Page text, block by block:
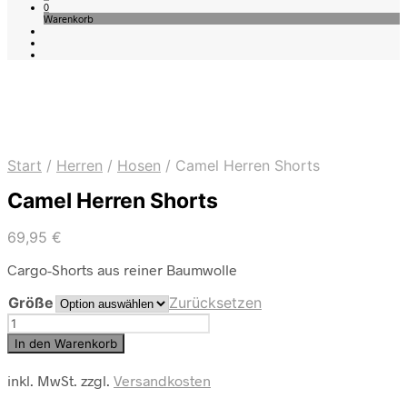
0
Warenkorb
Start / Herren / Hosen / Camel Herren Shorts
Camel Herren Shorts
69,95 €
Cargo-Shorts aus reiner Baumwolle
Größe
Zurücksetzen
Camel
Herren
Shorts
Menge
In den Warenkorb
inkl. MwSt. zzgl. Versandkosten